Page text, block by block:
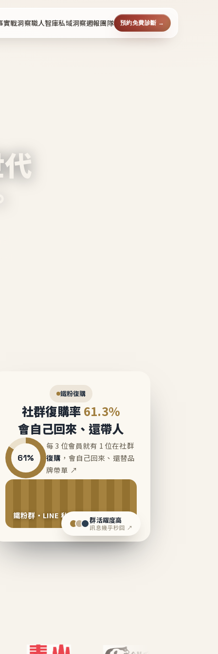
實戰洞察職人智庫私域洞察週報團隊 預約免費診斷 →
鐵粉復購
社群復購率 61.3%
會自己回來、還帶人
61%
每 3 位會員就有 1 位在社群
復購 ，會自己回來、還替品
牌帶單 ↗
鐵粉群・LINE 私域運營中群活躍度高
訊息幾乎秒回 ↗